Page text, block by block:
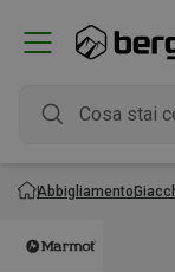
Abbigliamento